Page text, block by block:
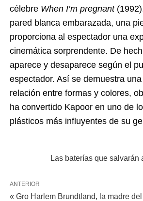
célebre When I’m pregnant
pared blanca embarazada, una
proporciona al espectador una
cinemática sorprendente. De
aparece y desaparece según el
espectador. Así se demuestra
relación entre formas y colores,
ha convertido Kapoor en uno de
plásticos más influyentes de su
Las baterías que salvarán
ANTERIOR
« Gro Harlem Brundtland, la madre